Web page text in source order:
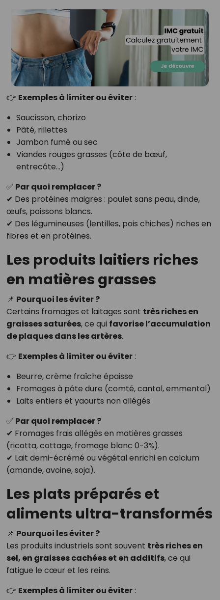
👉 Exemples à limiter ou éviter:
Saucisson, chorizo
Pâté, rillettes
Jambon fumé ou sec
Viandes rouges grasses (côte de bœuf,
entrecôte…)
✅ Par quoi remplacer ?
✔ Des protéines maigres : poulet sans peau, dinde,
œufs, poissons blancs.
✔ Des légumineuses (lentilles, pois chiches) riches en
fibres et en protéines.
Les produits laitiers riches
en matières grasses
📌 Pourquoi les éviter ?
Certains fromages et laitages sont très riches en
graisses saturées, ce qui favorise l’accumulation
de plaques dans les artères.
👉 Exemples à limiter ou éviter:
Beurre, crème fraîche épaisse
Fromages à pâte dure (comté, cantal, emmental)
Laits entiers et yaourts non allégés
✅ Par quoi remplacer ?
✔ Fromages frais allégés en matières grasses
(ricotta, cottage, fromage blanc 0-3%).
✔ Lait demi-écrémé ou végétal enrichi en calcium
(amande, avoine, soja).
Les plats préparés et
aliments ultra-transformés
📌 Pourquoi les éviter ?
Les produits industriels sont souvent très riches en
sel, en graisses cachées et en additifs, ce qui
fatigue le cœur et les reins.
👉 Exemples à limiter ou éviter: